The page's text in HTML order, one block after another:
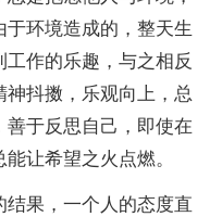
环境造成的，整天生
作的乐趣，与之相反
抖擞，乐观向上，总
于反思自己，即使在
让希望之火点燃。
果，一个人的态度直